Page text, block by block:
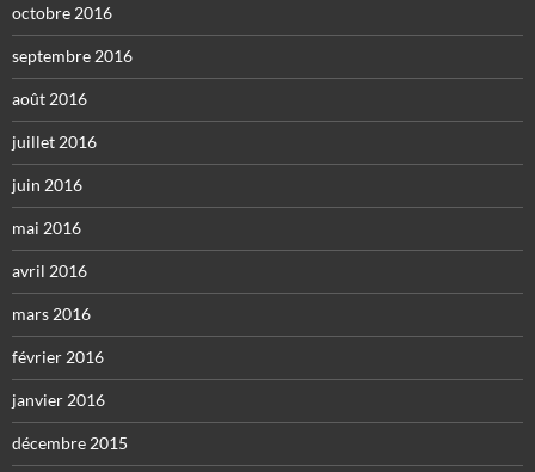
octobre 2016
septembre 2016
août 2016
juillet 2016
juin 2016
mai 2016
avril 2016
mars 2016
février 2016
janvier 2016
décembre 2015